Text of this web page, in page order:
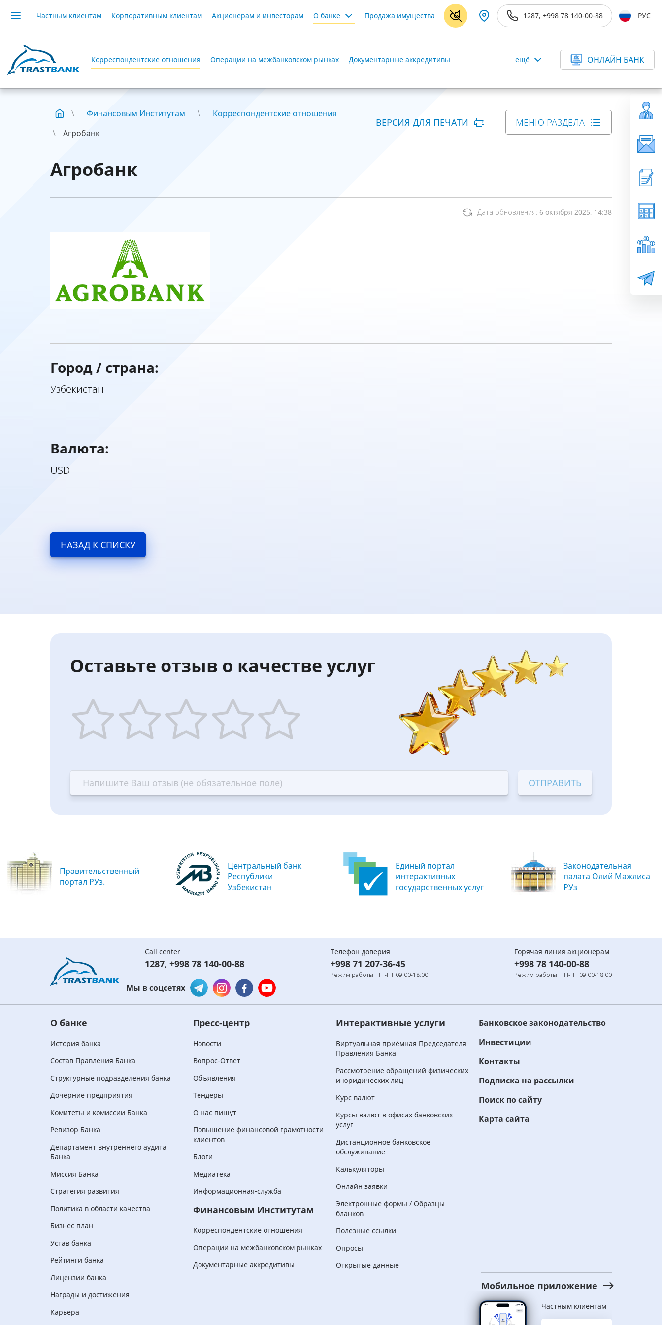
Частным клиентам Корпоративным клиентам Акционерам и инвесторам О банке Продажа имущества 1287, +998 78 140-00-88 РУС
Корреспондентские отношения Операции на межбанковском рынках Документарные аккредитивы ещё ОНЛАЙН БАНК
Финансовым Институтам
Корреспондентские отношения
Агробанк
ВЕРСИЯ ДЛЯ ПЕЧАТИ МЕНЮ РАЗДЕЛА
Агробанк
Дата обновления: 6 октября 2025, 14:38
Город / страна:
Узбекистан
Валюта:
USD
НАЗАД К СПИСКУ
Оставьте отзыв о качестве услуг
Terrible
Bad
OK
Good
Excellent
Правительственный
портал РУз.
Центральный банк
Республики
Узбекистан
Единый портал
интерактивных
государственных услуг
Законодательная
палата Олий Мажлиса
РУз
Call center
1287, +998 78 140-00-88
Телефон доверия
+998 71 207-36-45
Режим работы: ПН-ПТ 09:00-18:00
Горячая линия акционерам
+998 78 140-00-88
Режим работы: ПН-ПТ 09:00-18:00
Мы в соцсетях
О банке
История банка
Состав Правления Банка
Структурные подразделения банка
Дочерние предприятия
Комитеты и комиссии Банка
Ревизор Банка
Департамент внутреннего аудита
Банка
Миссия Банка
Стратегия развития
Политика в области качества
Бизнес план
Устав банка
Рейтинги банка
Лицензии банка
Награды и достижения
Карьера
Пресс-центр
Новости
Вопрос-Ответ
Объявления
Тендеры
О нас пишут
Повышение финансовой грамотности
клиентов
Блоги
Медиатека
Информационная-служба
Финансовым Институтам
Корреспондентские отношения
Операции на межбанковском рынках
Документарные аккредитивы
Интерактивные услуги
Виртуальная приёмная Председателя
Правления Банка
Рассмотрение обращений физических
и юридических лиц
Курс валют
Курсы валют в офисах банковских
услуг
Дистанционное банковское
обслуживание
Калькуляторы
Онлайн заявки
Электронные формы / Образцы
бланков
Полезные ссылки
Опросы
Открытые данные
Банковское законодательство
Инвестиции
Контакты
Подписка на рассылки
Поиск по сайту
Карта сайта
Мобильное приложение
Частным клиентам